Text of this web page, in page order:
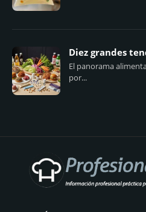
Diez grandes
El panorama
por...